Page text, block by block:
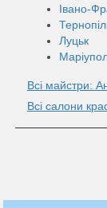
Івано-
Луцьк
Всі майстри:
Всі салони